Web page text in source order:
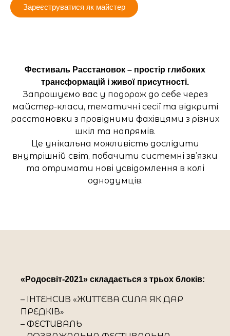
Зареєструватися як майстер
Фестиваль Расстановок – простір глибоких
трансформацій і живої присутності.
Запрошуємо вас у подорож до себе через
майстер-класи, тематичні сесії та відкриті
расстановки з провідними фахівцями з різних
шкіл та напрямів.
Це унікальна можливість дослідити
внутрішній світ, побачити системні зв’язки
та отримати нові усвідомлення в колі
однодумців.
«Родосвіт-2021» складається з трьох блоків:
– ІНТЕНСИВ «ЖИТТЄВА СИЛА ЯК ДАР
ПРЕДКІВ»
– ФЕСТИВАЛЬ